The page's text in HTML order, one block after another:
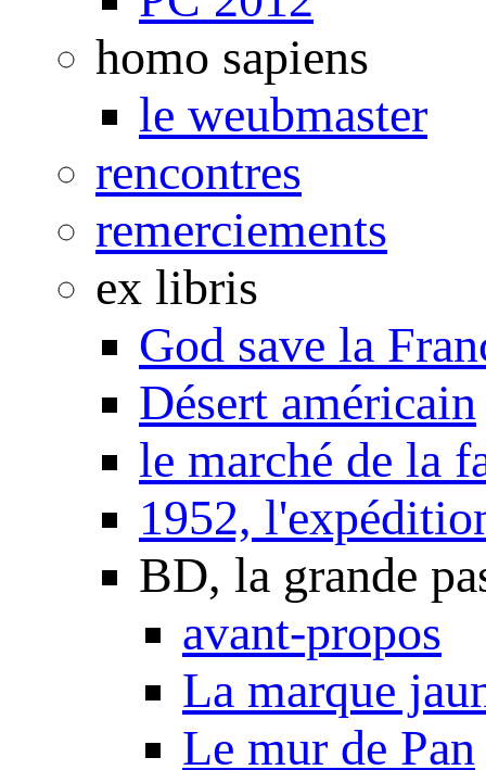
homo sapiens
le weubmaster
rencontres
remerciements
ex libris
God save la
Désert américain
le marché de la
1952,
BD, la grande
avant-propos
La marque
Le mur de Pan